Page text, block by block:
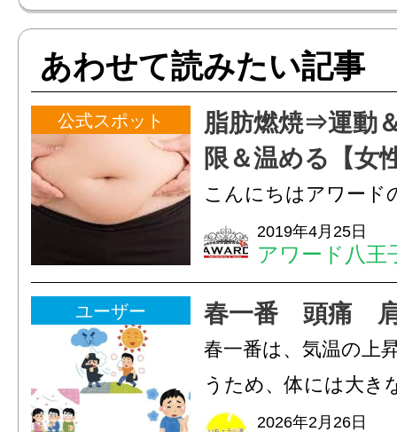
が厚くなると匂いや
原因になります。当
の...
あわせて読みたい記事
公式スポット
脂肪燃焼⇒運動
限＆温める【女
間ジム
こんにちはアワード
腹部のぽっこりお
多いです。皮下脂肪
カロリーの過剰摂取
因です。だからジム
どして脂肪燃焼させ
そ...
2019年4月25日
アワード八王
24時間ジム&
脱毛
ユーザー 春一番 頭痛
春一番は、気温の上
うため、体には大き
ます。この時期は自
2026年2月26日